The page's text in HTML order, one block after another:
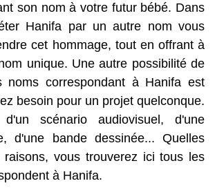
son nom à votre futur bébé. Dans
Hanifa par un autre nom vous
cet hommage, tout en offrant à
unique. Une autre possibilité de
noms correspondant à Hanifa est
besoin pour un projet quelconque.
scénario audiovisuel, d'une
d'une bande dessinée... Quelles
vous trouverez ici tous les
à Hanifa.